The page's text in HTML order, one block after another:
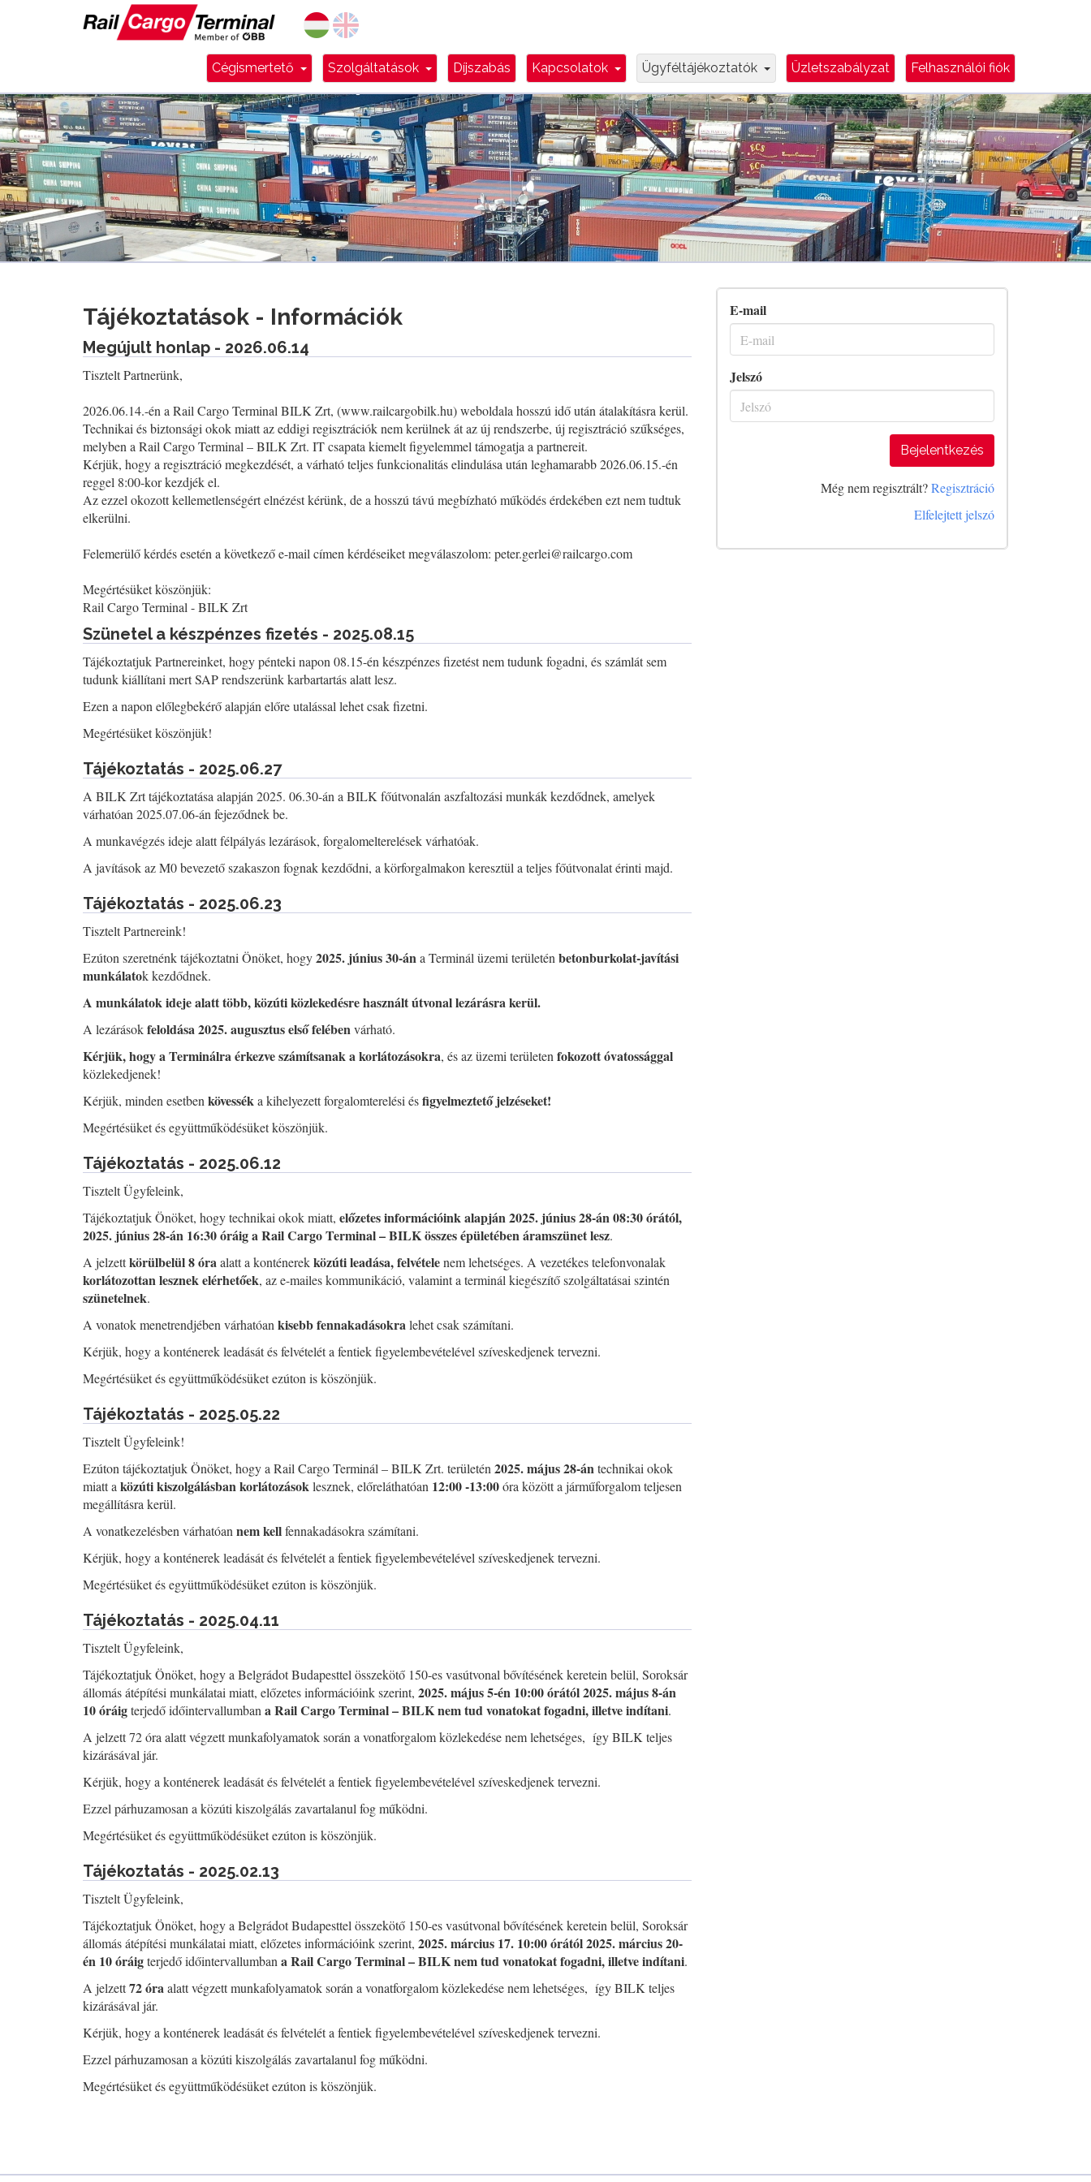
Cégismertető Dropdown Toggle
Szolgáltatások Dropdown Toggle
Díjszabás Kapcsolatok Dropdown Toggle
Ügyféltájékoztatók Dropdown Toggle
Üzletszabályzat Felhasználói fiók
Tájékoztatások - Információk
Megújult honlap - 2026.06.14
Tisztelt Partnerünk,
2026.06.14.-én a Rail Cargo Terminal BILK Zrt, (www.railcargobilk.hu) weboldala hosszú idő után átalakításra kerül.
Technikai és biztonsági okok miatt az eddigi regisztrációk nem kerülnek át az új rendszerbe, új regisztráció szűkséges,
melyben a Rail Cargo Terminal – BILK Zrt. IT csapata kiemelt figyelemmel támogatja a partnereit.
Kérjük, hogy a regisztráció megkezdését, a várható teljes funkcionalitás elindulása után leghamarabb 2026.06.15.-én
reggel 8:00-kor kezdjék el.
Az ezzel okozott kellemetlenségért elnézést kérünk, de a hosszú távú megbízható működés érdekében ezt nem tudtuk
elkerülni.
Felemerülő kérdés esetén a következő e-mail címen kérdéseiket megválaszolom: peter.gerlei@railcargo.com
Megértésüket köszönjük:
Rail Cargo Terminal - BILK Zrt
Szünetel a készpénzes fizetés - 2025.08.15
Tájékoztatjuk Partnereinket, hogy pénteki napon 08.15-én készpénzes fizetést nem tudunk fogadni, és számlát sem
tudunk kiállítani mert SAP rendszerünk karbartartás alatt lesz.
Ezen a napon előlegbekérő alapján előre utalással lehet csak fizetni.
Megértésüket köszönjük!
Tájékoztatás - 2025.06.27
A BILK Zrt tájékoztatása alapján 2025. 06.30-án a BILK főútvonalán aszfaltozási munkák kezdődnek, amelyek
várhatóan 2025.07.06-án fejeződnek be.
A munkavégzés ideje alatt félpályás lezárások, forgalomelterelések várhatóak.
A javítások az M0 bevezető szakaszon fognak kezdődni, a körforgalmakon keresztül a teljes főútvonalat érinti majd.
Tájékoztatás - 2025.06.23
Tisztelt Partnereink!
Ezúton szeretnénk tájékoztatni Önöket, hogy2025. június 30-ána Terminál üzemi területén betonburkolat-javítási
munkálatok kezdődnek.
A munkálatok ideje alatt több, közúti közlekedésre használt útvonal lezárásra kerül.
A lezárásokfeloldása 2025. augusztus első felébenvárható.
Kérjük, hogy a Terminálra érkezve számítsanak a korlátozásokra, és az üzemi területen fokozott óvatossággal
közlekedjenek!
Kérjük, minden esetben kövesséka kihelyezett forgalomterelési ésfigyelmeztető jelzéseket!
Megértésüket és együttműködésüket köszönjük.
Tájékoztatás - 2025.06.12
Tisztelt Ügyfeleink,
Tájékoztatjuk Önöket, hogy technikai okok miatt, előzetes információink alapján 2025. június 28-án 08:30 órától,
2025. június 28-án 16:30 óráig a Rail Cargo Terminal – BILK összes épületében áramszünet lesz.
A jelzettkörülbelül 8 óraalatt a konténerekközúti leadása, felvételenem lehetséges. A vezetékes telefonvonalak
korlátozottan lesznek elérhetőek, az e-mailes kommunikáció, valamint a terminál kiegészítő szolgáltatásai szintén
szünetelnek.
A vonatok menetrendjében várhatóan kisebb fennakadásokralehet csak számítani.
Kérjük, hogy a konténerek leadását és felvételét a fentiek figyelembevételével szíveskedjenek tervezni.
Megértésüket és együttműködésüket ezúton is köszönjük.
Tájékoztatás - 2025.05.22
Tisztelt Ügyfeleink!
Ezúton tájékoztatjuk Önöket, hogy a Rail Cargo Terminál – BILK Zrt. területén 2025. május 28-ántechnikai okok
miatt a közúti kiszolgálásban korlátozásoklesznek, előreláthatóan 12:00 -13:00óra között a járműforgalom teljesen
megállításra kerül.
A vonatkezelésben várhatóan nem kellfennakadásokra számítani.
Kérjük, hogy a konténerek leadását és felvételét a fentiek figyelembevételével szíveskedjenek tervezni.
Megértésüket és együttműködésüket ezúton is köszönjük.
Tájékoztatás - 2025.04.11
Tisztelt Ügyfeleink,
Tájékoztatjuk Önöket, hogy a Belgrádot Budapesttel összekötő 150-es vasútvonal bővítésének keretein belül, Soroksár
állomás átépítési munkálatai miatt, előzetes információink szerint, 2025. május 5-én 10:00 órától 2025. május 8-án
10 óráigterjedő időintervallumban a Rail Cargo Terminal – BILK nem tud vonatokat fogadni, illetve indítani.
A jelzett 72 óra alatt végzett munkafolyamatok során a vonatforgalom közlekedése nem lehetséges, így BILK teljes
kizárásával jár.
Kérjük, hogy a konténerek leadását és felvételét a fentiek figyelembevételével szíveskedjenek tervezni.
Ezzel párhuzamosan a közúti kiszolgálás zavartalanul fog működni.
Megértésüket és együttműködésüket ezúton is köszönjük.
Tájékoztatás - 2025.02.13
Tisztelt Ügyfeleink,
Tájékoztatjuk Önöket, hogy a Belgrádot Budapesttel összekötő 150-es vasútvonal bővítésének keretein belül, Soroksár
állomás átépítési munkálatai miatt, előzetes információink szerint, 2025. március 17. 10:00 órától 2025. március 20-
én 10 óráigterjedő időintervallumban a Rail Cargo Terminal – BILK nem tud vonatokat fogadni, illetve indítani.
A jelzett72 óraalatt végzett munkafolyamatok során a vonatforgalom közlekedése nem lehetséges, így BILK teljes
kizárásával jár.
Kérjük, hogy a konténerek leadását és felvételét a fentiek figyelembevételével szíveskedjenek tervezni.
Ezzel párhuzamosan a közúti kiszolgálás zavartalanul fog működni.
Megértésüket és együttműködésüket ezúton is köszönjük.
E-mail
Jelszó
Bejelentkezés
Még nem regisztrált?Regisztráció
Elfelejtett jelszó